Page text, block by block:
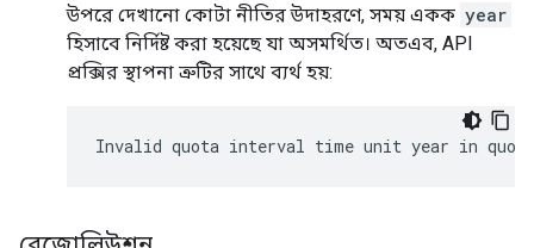
উপরে দেখানো কোটা নীতির উদাহরণে, সময় একক year
হিসাবে নির্দিষ্ট করা হয়েছে যা অসমর্থিত। অতএব, API
প্রক্সির স্থাপনা ত্রুটির সাথে ব্যর্থ হয়: